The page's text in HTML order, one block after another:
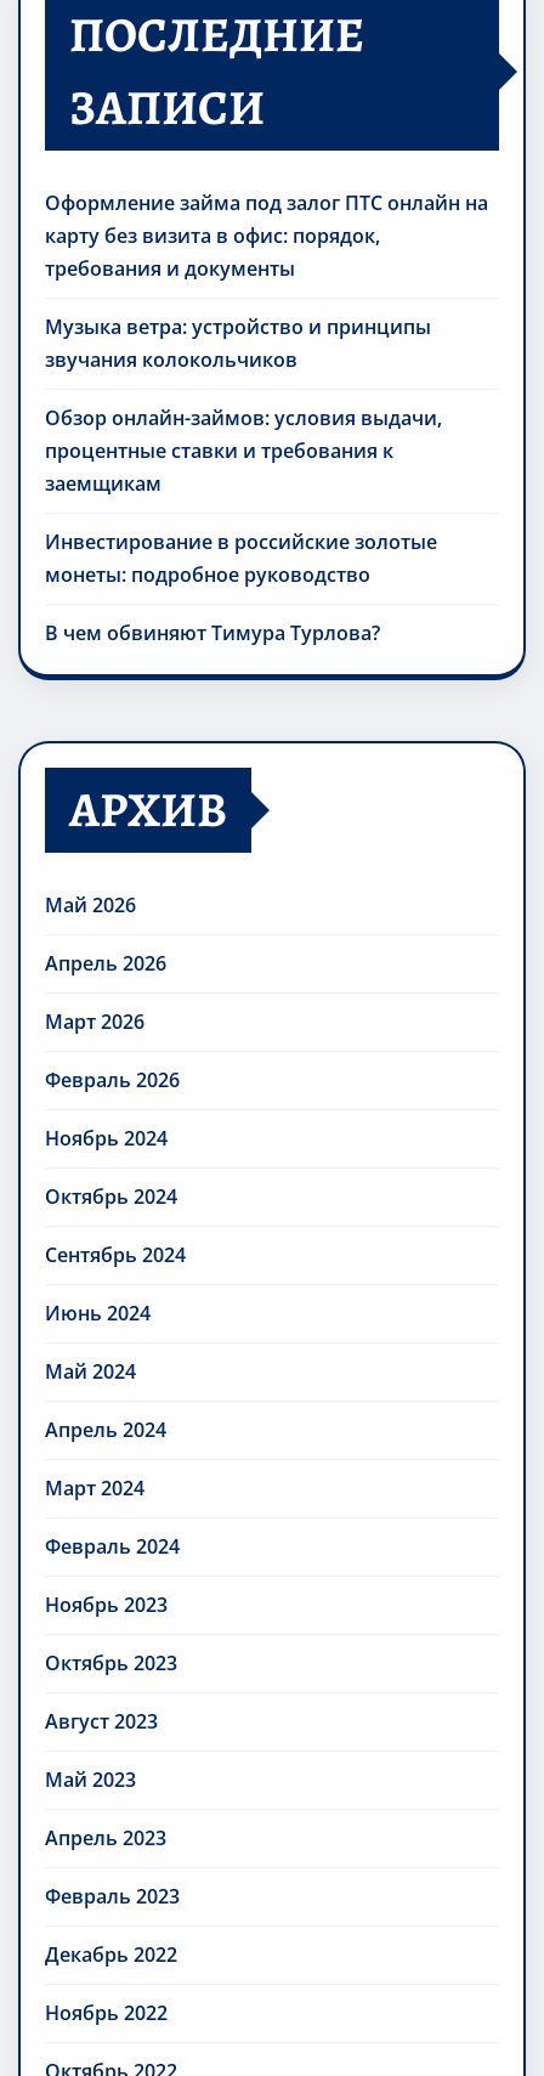
ПОСЛЕДНИЕ
ЗАПИСИ
Оформление займа под залог ПТС онлайн на
карту без визита в офис: порядок,
требования и документы
Музыка ветра: устройство и принципы
звучания колокольчиков
Обзор онлайн-займов: условия выдачи,
процентные ставки и требования к
заемщикам
Инвестирование в российские золотые
монеты: подробное руководство
В чем обвиняют Тимура Турлова?
АРХИВ
Май 2026
Апрель 2026
Март 2026
Февраль 2026
Ноябрь 2024
Октябрь 2024
Сентябрь 2024
Июнь 2024
Май 2024
Апрель 2024
Март 2024
Февраль 2024
Ноябрь 2023
Октябрь 2023
Август 2023
Май 2023
Апрель 2023
Февраль 2023
Декабрь 2022
Ноябрь 2022